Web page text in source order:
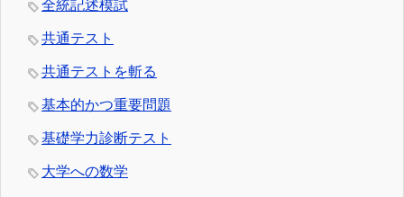
全統記述模試
共通テスト
共通テストを斬る
基本的かつ重要問題
基礎学力診断テスト
大学への数学